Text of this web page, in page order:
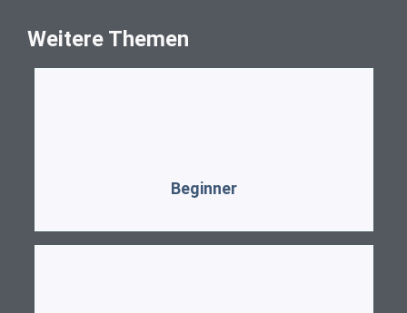
Weitere Themen
Beginner